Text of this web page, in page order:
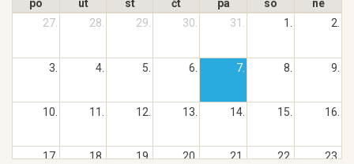
po út st čt pá so
ne
27.
28. 29. 30. 31. 1. 2.
3. 4. 5. 6. 7. 8. 9.
10. 11. 12. 13. 14. 15. 16.
17. 18. 19. 20. 21. 22. 23.